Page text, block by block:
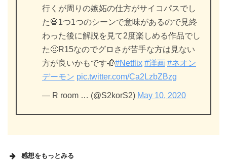
行くが周りの嫉妬の仕方がサイコパスでし
た💀1つ1つのシーンで意味があるので見終
わった後に解説を見て2度楽しめる作品でし
た🙂R15なのでグロさが苦手な方は見ない
方が良いかもです🥀#Netflix #洋画 #ネオン
デーモン pic.twitter.com/Ca2LzbZBzg
— R room … (@S2korS2) May 10, 2020
感想をもっとみる